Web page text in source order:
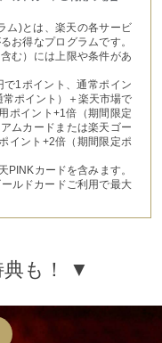
ム)とは、楽天の各サービ
お得なプログラムです。
む）には上限や条件があ
1ポイント、通常ポイン
ポイント）＋楽天市場で
ポイント+1倍（期間限定
ムカードまたは楽天ゴー
イント+2倍（期間限定ポ
カードを含みます。
ルドカードご利用で最大
も！ ▼